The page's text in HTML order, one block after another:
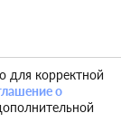
для корректной
о